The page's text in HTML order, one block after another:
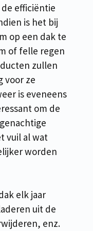
efficiëntie
is het bij
op een dak te
of felle regen
zullen
voor ze
is eveneens
om de
vuil al wat
worden
elk jaar
uit de
enz.